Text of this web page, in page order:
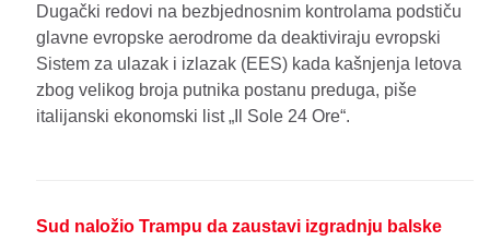
Dugački redovi na bezbjednosnim kontrolama podstiču
glavne evropske aerodrome da deaktiviraju evropski
Sistem za ulazak i izlazak (EES) kada kašnjenja letova
zbog velikog broja putnika postanu preduga, piše
italijanski ekonomski list „Il Sole 24 Ore“.
Sud naložio Trampu da zaustavi izgradnju balske